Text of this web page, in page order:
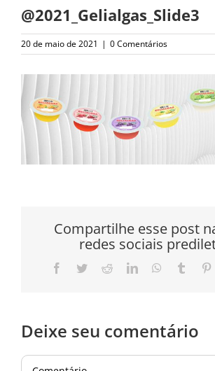
@2021_Gelialgas_Slide3
20 de maio de 2021 | 0 Comentários
Compartilhe esse post
redes sociais
Facebook
TwitterRedditLinkedInWhatsApp
Tumblr
Deixe seu comentário
Comentário